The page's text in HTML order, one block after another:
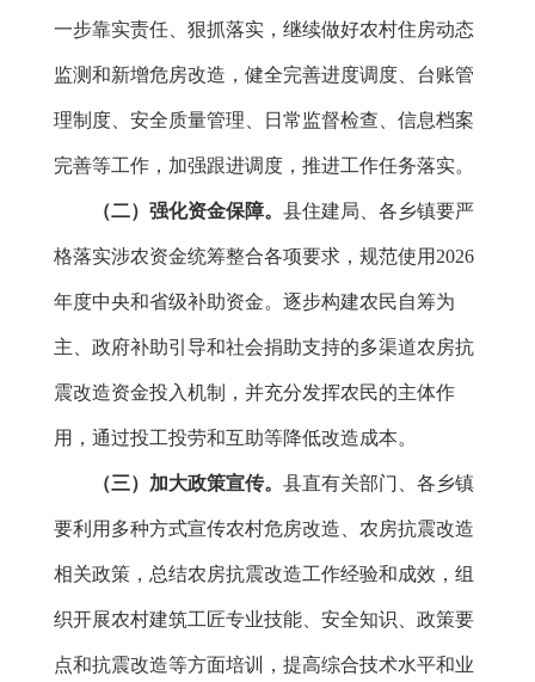
一步靠实责任、狠抓落实，继续做好农村住房动态
监测和新增危房改造，健全完善进度调度、台账管
理制度、安全质量管理、日常监督检查、信息档案
完善等工作，加强跟进调度，推进工作任务落实。
（二）强化资金保障。县住建局、各乡镇要严
格落实涉农资金统筹整合各项要求，规范使用2026
年度中央和省级补助资金。逐步构建农民自筹为
主、政府补助引导和社会捐助支持的多渠道农房抗
震改造资金投入机制，并充分发挥农民的主体作
用，通过投工投劳和互助等降低改造成本。
（三） 加大政策宣传。县直有关部门、各乡镇
要利用多种方式宣传农村危房改造、农房抗震改造
相关政策，总结农房抗震改造工作经验和成效，组
织开展农村建筑工匠专业技能、安全知识、政策要
点和抗震改造等方面培训，提高综合技术水平和业